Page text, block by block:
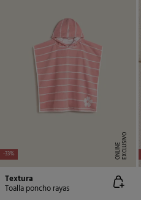
-33% E
X
C
L
U
SI
V
O
O
N
LI
N
E
Textura
Toalla poncho rayas